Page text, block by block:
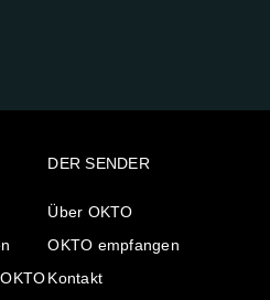
DER SENDER
Über OKTO
OKTO empfangen
Kontakt